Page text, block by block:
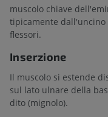
muscolo chiave
tipicamente
flessori.
Inserzione
Il muscolo si estende
sul lato ulnare della
dito (mignolo).